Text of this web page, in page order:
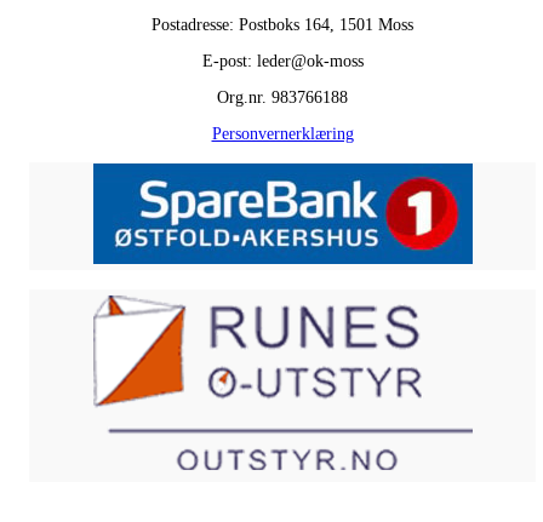
Postadresse: Postboks 164, 1501 Moss
E-post: leder@ok-moss
Org.nr. 983766188
Personvernerklæring